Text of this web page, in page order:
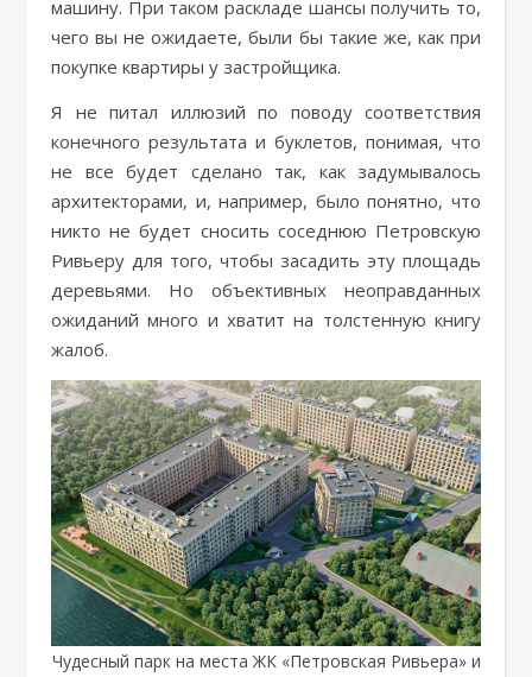
машину. При таком раскладе шансы получить то,
чего вы не ожидаете, были бы такие же, как при
покупке квартиры у застройщика.
Я не питал иллюзий по поводу соответствия
конечного результата и буклетов, понимая, что
не все будет сделано так, как задумывалось
архитекторами, и, например, было понятно, что
никто не будет сносить соседнюю Петровскую
Ривьеру для того, чтобы засадить эту площадь
деревьями. Но объективных неоправданных
ожиданий много и хватит на толстенную книгу
жалоб.
Чудесный парк на места ЖК «Петровская Ривьера» и